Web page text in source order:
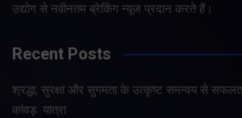
उद्योग से नवीनतम ब्रेकिंग न्यूज प्रदान करते हैं।
Recent Posts
श्रद्धा, सुरक्षा और सुगमता के उत्कृष्ट समन्वय से
कांवड़ यात्रा